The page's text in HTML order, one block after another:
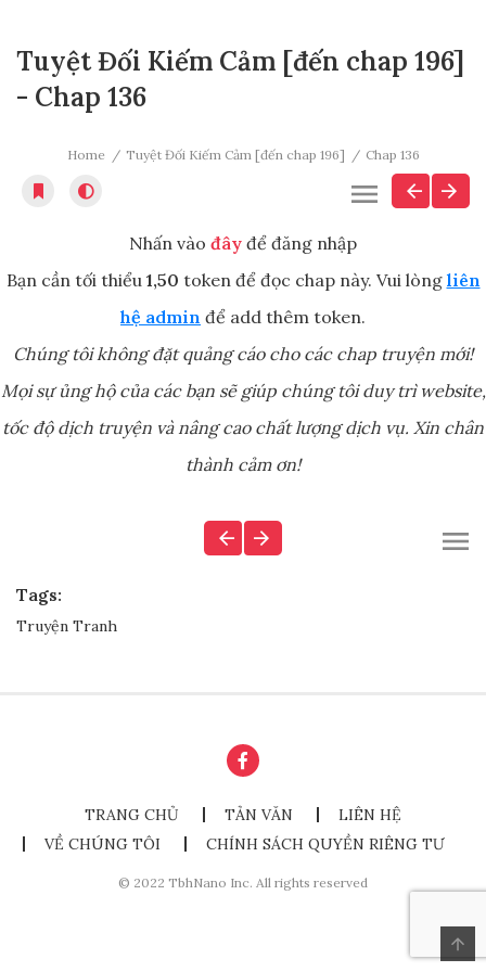
Tuyệt Đối Kiếm Cảm [đến chap 196]
- Chap 136
Home Tuyệt Đối Kiếm Cảm [đến chap 196] Chap 136
Nhấn vào đây để đăng nhập
Bạn cần tối thiểu 1,50 token để đọc chap này. Vui lòng liên
hệ admin để add thêm token.
Chúng tôi không đặt quảng cáo cho các chap truyện mới!
Mọi sự ủng hộ của các bạn sẽ giúp chúng tôi duy trì website,
tốc độ dịch truyện và nâng cao chất lượng dịch vụ. Xin chân
thành cảm ơn!
Tags:
Truyện Tranh
TRANG CHỦ TẢN VĂN
LIÊN HỆ
VỀ CHÚNG TÔI
CHÍNH SÁCH QUYỀN RIÊNG TƯ
© 2022 TbhNano Inc. All rights reserved